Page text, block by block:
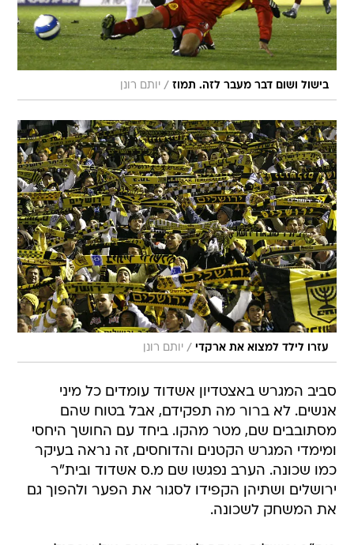
בישול ושום דבר מעבר לזה. תמוז / יותם רונן
עזרו לילד למצוא את ארקדי / יותם רונן
סביב המגרש באצטדיון אשדוד עומדים כל מיני
אנשים. לא ברור מה תפקידם, אבל בטוח שהם
מסתובבים שם, מטר מהקו. ביחד עם החושך היחסי
ומימדי המגרש הקטנים והדוחסים, זה נראה בעיקר
כמו שכונה. הערב נפגשו שם מ.ס אשדוד ובית"ר
ירושלים ושתיהן הקפידו לסגור את הפער ולהפוך גם
את המשחק לשכונה.